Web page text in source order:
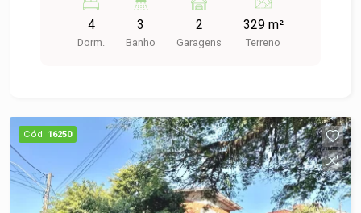
construída, oferecendo ambientes generosos,
bem distribuídos e versáteis. O imóvel dispõe de
4 dormitórios e 3 banheiros, atendendo
Sua localização estratégica garante fácil acesso
e grande visibilidade. Uma excelente
oportunidade para quem procura um imóvel com
grande potencial, seja para moradia ou para fins
comerciais, em um dos bairros mais tradicionais
4
Dorm.
3
Banho
2
Garagens
329 m²
Terreno
Cód. 16250